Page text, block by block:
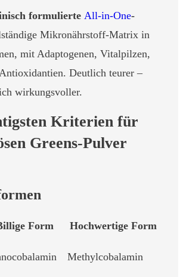
formulierte All-in-One-
Mikronährstoff-Matrix in
mit Adaptogenen, Vitalpilzen,
Deutlich teurer –
wirkungsvoller.
Kriterien für
Greens-Pulver
Form
Hochwertige Form
Methylcobalamin